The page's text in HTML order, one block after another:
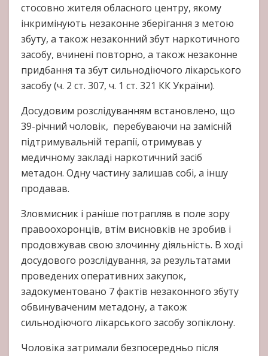
стосовно жителя обласного центру, якому
інкримінують незаконне зберігання з метою
збуту, а також незаконний збут наркотичного
засобу, вчинені повторно, а також незаконне
придбання та збут сильнодіючого лікарського
засобу (ч. 2 ст. 307, ч. 1 ст. 321 КК України).
Досудовим розслідуванням встановлено, що
39-річний чоловік, перебуваючи на замісній
підтримувальній терапії, отримував у
медичному закладі наркотичний засіб
метадон. Одну частину залишав собі, а іншу
продавав.
Зловмисник і раніше потрапляв в поле зору
правоохоронців, втім висновків не зробив і
продовжував свою злочинну діяльність. В ході
досудового розслідування, за результатами
проведених оперативних закупок,
задокументовано 7 фактів незаконного збуту
обвинуваченим метадону, а також
сильнодіючого лікарського засобу зопіклону.
Чоловіка затримали безпосередньо після